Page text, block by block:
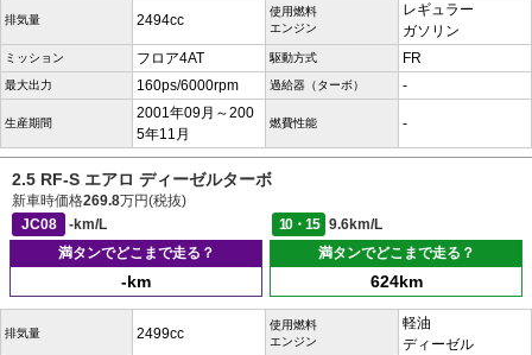
排気量 2494cc
使用燃料
エンジン
レギュラー
ガソリン
ミッション フロア4AT 駆動方式 FR
最大出力 160ps/6000rpm 過給器（ターボ） -
生産期間
2001年09月～200
5年11月
燃費性能 -
2.5 RF-S エアロ ディーゼルターボ
新車時価格269.8万円(税抜)
JC08
-km/L 10・15
9.6km/L
満タンでどこまで走る？
-km
満タンでどこまで走る？
624km
排気量 2499cc
使用燃料
エンジン
軽油
ディーゼル